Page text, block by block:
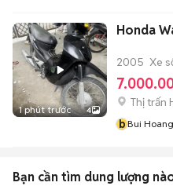
1 phút trước 4
Honda
2005 Xe
Thị trấn
bBui Hoang
Bạn cần tìm dung lượng